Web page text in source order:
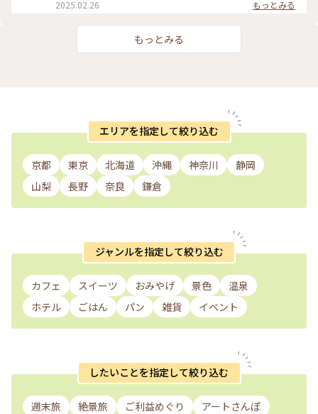
の大地 #夏旅 #美瑛 #BLUERIVER #ブルーリバー #白ひげの滝 #
ら眺める景色は、四季折々の色合いを奏でます。 ******** 雪
景色で空が晴れたらさぞかし清々しくて美しいんだろうな〜っ
て雪でした⛄❄ ①橋の上から滝を見下ろす。 手前の氷柱が立派
で、白と青でまたキレイでしたよ。 ②青い美瑛川の上流。 前
海道 #美瑛町 #白ひげの滝 #秘密の絶景北海道 #美瑛ブルー #温
2025.02.26 もっとみる
もっとみる
エリアを指定して絞り込む
京都 東京 北海道 沖縄 神奈川
静岡
山梨
長野 奈良 鎌倉
ジャンルを指定して絞り込む
カフェ スイーツ おみやげ 景色
温泉
ホテル
ごはん パン 雑貨 イベント
したいことを指定して絞り込む
週末旅 絶景旅 ご利益めぐり
アートさんぽ